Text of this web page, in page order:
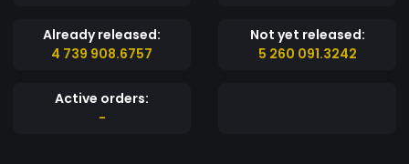
Fomentar la participaci&oacute;n de la
comunidad en redes sociales. Crear hashtags y
usuarios a compartir memes usando TAPIA
Already released:
4 739 908.6757
Not yet released:
5 260 091.3242
Active orders:
-